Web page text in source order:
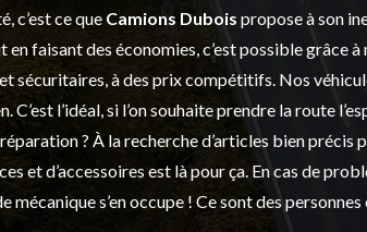
c’est ce que Camions Dubois propose à son
faisant des économies, c’est possible grâce
sécuritaires, à des prix compétitifs. Nos
. C’est l’idéal, si l’on souhaite prendre la route
? À la recherche d’articles bien précis
et d’accessoires est là pour ça. En cas de
s’en occupe ! Ce sont des